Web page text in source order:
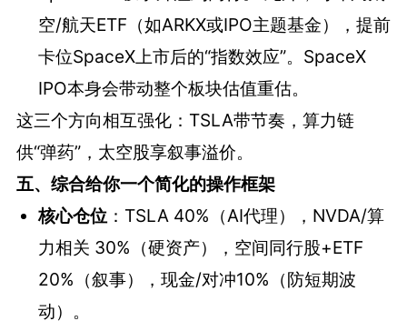
空/航天ETF（如ARKX或IPO主题基金），提前
卡位SpaceX上市后的“指数效应”。SpaceX
IPO本身会带动整个板块估值重估。
这三个方向相互强化：TSLA带节奏，算力链
供“弹药”，太空股享叙事溢价。
五、综合给你一个简化的操作框架
核心仓位：TSLA 40%（AI代理），NVDA/算
力相关 30%（硬资产），空间同行股+ETF
20%（叙事），现金/对冲10%（防短期波
动）。